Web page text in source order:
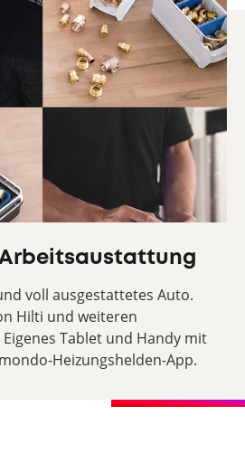
voll ausgestattetes Auto.
Hilti und weiteren
Tablet und Handy mit
Heizungshelden-App.